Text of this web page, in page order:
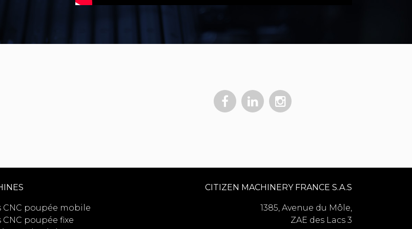
CNC poupée mobile
CNC poupée fixe
CITIZEN MACHINERY FRANCE S.A.S
1385, Avenue du Môle,
ZAE des Lacs 3